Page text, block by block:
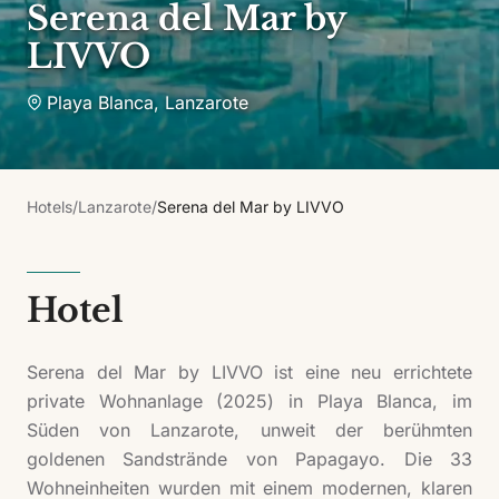
Serena del Mar by
LIVVO
Playa Blanca,Lanzarote
Hotels/Lanzarote/Serena del Mar by LIVVO
Hotel
Serena del Mar by LIVVO ist eine neu errichtete
private Wohnanlage (2025) in Playa Blanca, im
Süden von Lanzarote, unweit der berühmten
goldenen Sandstrände von Papagayo. Die 33
Wohneinheiten wurden mit einem modernen, klaren